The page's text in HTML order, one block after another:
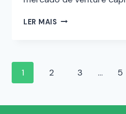
LER MAIS
1 2 3 … 5